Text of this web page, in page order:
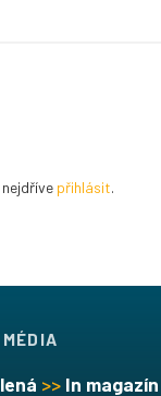
přihlásit.
>> In magazín